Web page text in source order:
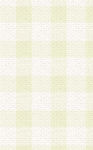
ログインIDおよびパ
本人がその責任を負
たログインIDおよび
形態を問わず第三者
ンIDおよびパスワー
損害の発生について
如何を問わず、一切